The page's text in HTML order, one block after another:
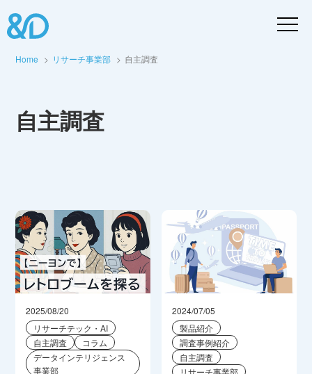
Home リサーチ事業部 自主調査
自主調査
2025/08/20
リサーチテック・AI
自主調査
コラム
データインテリジェンス
事業部
2024/07/05
製品紹介
調査事例紹介
自主調査
リサーチ事業部